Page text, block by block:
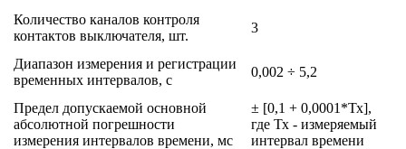
Количество каналов контроля
контактов выключателя, шт.
3
Диапазон измерения и регистрации
временных интервалов, с
0,002 ÷ 5,2
Предел допускаемой основной
абсолютной погрешности
измерения интервалов времени, мс
± [0,1 + 0,0001*Тх],
где Тх - измеряемый
интервал времени